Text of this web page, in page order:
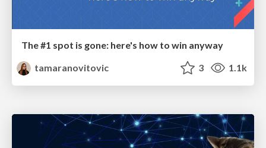
The #1 spot is gone: here's how to win anyway
tamaranovitovic
3 1.1k